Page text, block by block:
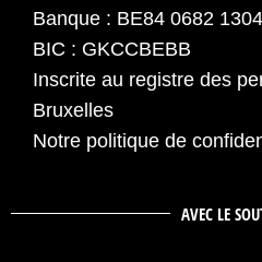
Banque : BE84 0682
BIC : GKCCBEBB
Inscrite au registre des
Bruxelles
Notre politique de
AVEC LE